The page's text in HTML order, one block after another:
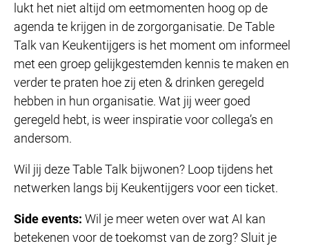
lukt het niet altijd om eetmomenten hoog op de
agenda te krijgen in de zorgorganisatie. De Table
Talk van Keukentijgers is het moment om informeel
met een groep gelijkgestemden kennis te maken en
verder te praten hoe zij eten & drinken geregeld
hebben in hun organisatie. Wat jij weer goed
geregeld hebt, is weer inspiratie voor collega’s en
andersom.
Wil jij deze Table Talk bijwonen? Loop tijdens het
netwerken langs bij Keukentijgers voor een ticket.
Side events: Wil je meer weten over wat AI kan
betekenen voor de toekomst van de zorg? Sluit je